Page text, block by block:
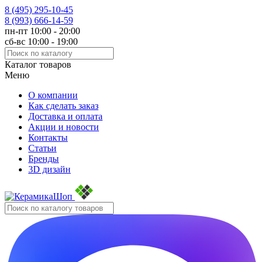
8 (495) 295-10-45
8 (993) 666-14-59
пн-пт 10:00 - 20:00
сб-вс 10:00 - 19:00
Каталог товаров
Меню
О компании
Как сделать заказ
Доставка и оплата
Акции и новости
Контакты
Статьи
Бренды
3D дизайн